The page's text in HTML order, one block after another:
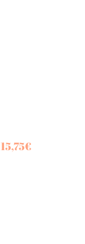
15,75€